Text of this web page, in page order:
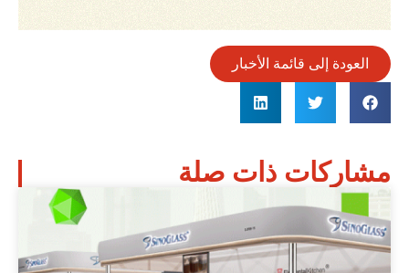
العودة إلى قائمة الأخبار
مشاركات ذات صلة